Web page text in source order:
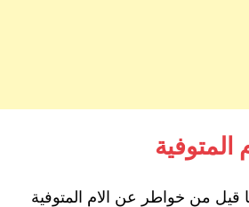
قيل من خواطر عن الام المتوفية